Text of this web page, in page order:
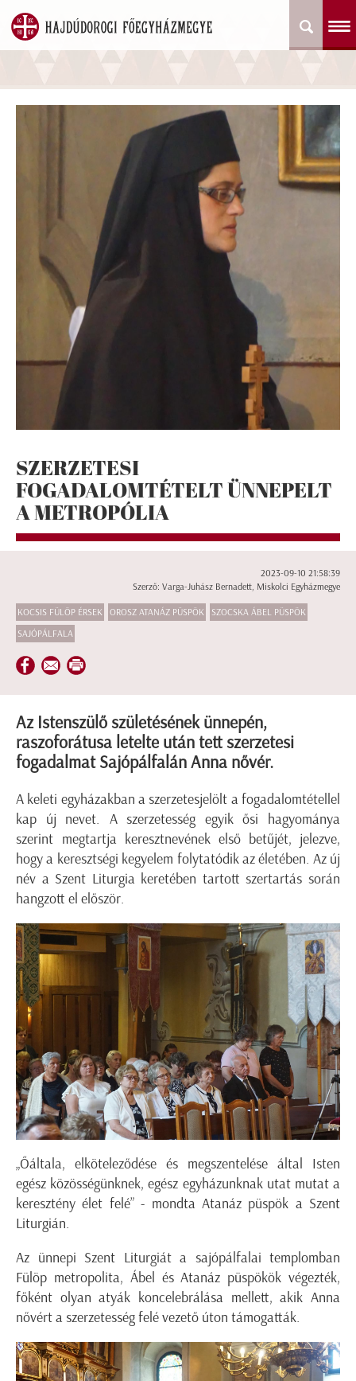
SZERZETESI
FOGADALOMTÉTELT ÜNNEPELT
A METROPÓLIA
2023-09-10 21:58:39
Szerző: Varga-Juhász Bernadett, Miskolci Egyházmegye
KOCSIS FÜLÖP ÉRSEK OROSZ ATANÁZ PÜSPÖK
SZOCSKA ÁBEL PÜSPÖK
SAJÓPÁLFALA
Az Istenszülő születésének ünnepén,
raszoforátusa letelte után tett szerzetesi
fogadalmat Sajópálfalán Anna nővér.
A keleti egyházakban a szerzetesjelölt a fogadalomtétellel
kap új nevet. A szerzetesség egyik ősi hagyománya
szerint megtartja keresztnevének első betűjét, jelezve,
hogy a keresztségi kegyelem folytatódik az életében. Az új
név a Szent Liturgia keretében tartott szertartás során
hangzott el először.
„Őáltala, elköteleződése és megszentelése által Isten
egész közösségünknek, egész egyházunknak utat mutat a
keresztény élet felé” - mondta Atanáz püspök a Szent
Liturgián.
Az ünnepi Szent Liturgiát a sajópálfalai templomban
Fülöp metropolita, Ábel és Atanáz püspökök végezték,
főként olyan atyák koncelebrálása mellett, akik Anna
nővért a szerzetesség felé vezető úton támogatták.